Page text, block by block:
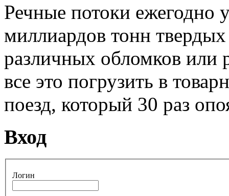
Речные потоки ежегодно
миллиардов тонн
различных обломков или
все это погрузить в
поезд, который 30 раз
Вход
Логин